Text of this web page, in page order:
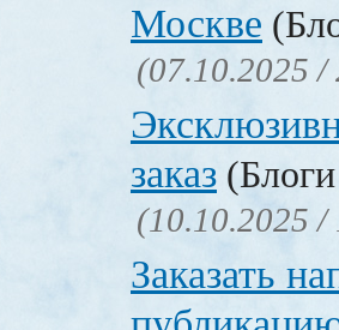
Москве
(07.10.2025 /
заказ
(10.10.2025 /
Заказать